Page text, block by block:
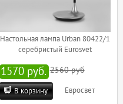
Настольная лампа Urban 80422/1
серебристый Eurosvet
1570 руб. 2560 руб
В корзину
Евросвет